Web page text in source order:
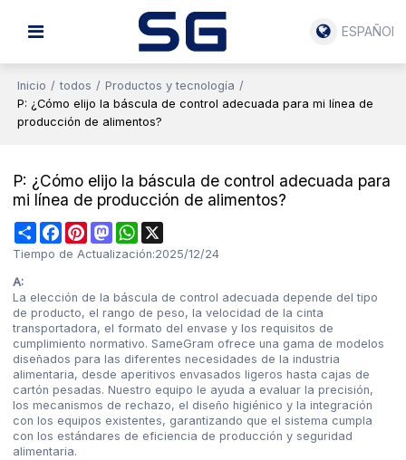
ESPAÑOL
Inicio / todos / Productos y tecnología /
P: ¿Cómo elijo la báscula de control adecuada para mi línea de
producción de alimentos?
P: ¿Cómo elijo la báscula de control adecuada para
mi línea de producción de alimentos?
ShareFacebookPinterestMastodonWhatsApp
Tiempo de Actualización:2025/12/24
A:
La elección de la báscula de control adecuada depende del tipo
de producto, el rango de peso, la velocidad de la cinta
transportadora, el formato del envase y los requisitos de
cumplimiento normativo. SameGram ofrece una gama de modelos
diseñados para las diferentes necesidades de la industria
alimentaria, desde aperitivos envasados ligeros hasta cajas de
cartón pesadas. Nuestro equipo le ayuda a evaluar la precisión,
los mecanismos de rechazo, el diseño higiénico y la integración
con los equipos existentes, garantizando que el sistema cumpla
con los estándares de eficiencia de producción y seguridad
alimentaria.